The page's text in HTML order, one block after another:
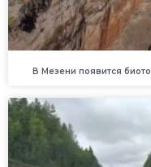
В Мезени появится